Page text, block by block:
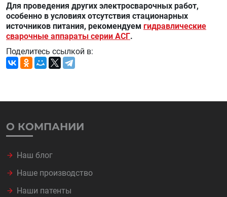
Для проведения других электросварочных работ,
особенно в условиях отсутствия стационарных
источников питания, рекомендуем гидравлические
сварочные аппараты серии АСГ.
Поделитесь ссылкой в:
О КОМПАНИИ
Наш блог
Наше производство
Наши патенты